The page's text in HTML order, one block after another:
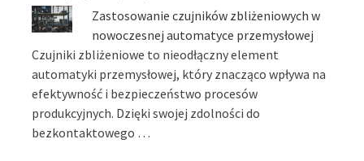
Zastosowanie czujników zbliżeniowych w
nowoczesnej automatyce przemysłowej
Czujniki zbliżeniowe to nieodłączny element
automatyki przemysłowej, który znacząco wpływa na
efektywność i bezpieczeństwo procesów
produkcyjnych. Dzięki swojej zdolności do
bezkontaktowego …